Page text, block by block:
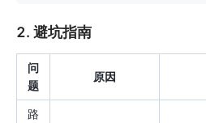
2. 避坑指南
问
题
原因
路